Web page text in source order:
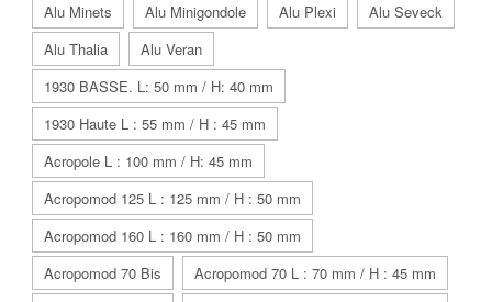
Alu Minets
Alu Minigondole Alu Plexi
Alu Seveck
Alu Thalia
Alu Veran
1930 BASSE. L: 50 mm / H: 40 mm
1930 Haute L : 55 mm / H : 45 mm
Acropole L : 100 mm / H: 45 mm
Acropomod 125 L : 125 mm / H : 50 mm
Acropomod 160 L : 160 mm / H : 50 mm
Acropomod 70 Bis
Acropomod 70 L : 70 mm / H : 45 mm